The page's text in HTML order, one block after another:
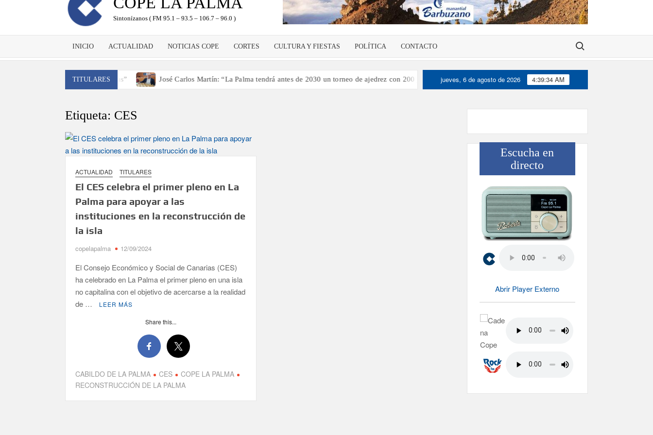
Sintonízanos ( FM 95.1 – 93.5 – 106.7 – 96.0 )
INICIO ACTUALIDAD NOTICIAS COPE CORTES CULTURA Y FIESTAS POLÍTICA CONTACTO Buscar:
TITULARES
y traer el cinturón a Canarias” José Carlos Martín: “La Palma tendrá antes de 2030 un torneo de ajedrez con 200 jugadores” Víctor González destaca el papel del deporte como
jueves, 6 de agosto de 2026 4:39:34 AM
Etiqueta: CES
ACTUALIDAD TITULARES
El CES celebra el primer pleno en La
Palma para apoyar a las
instituciones en la reconstrucción de
la isla
copelapalma 12/09/2024
El Consejo Económico y Social de Canarias (CES)
ha celebrado en La Palma el primer pleno en una isla
no capitalina con el objetivo de acercarse a la realidad
de …
LEER MÁS
Share this...
CABILDO DE LA PALMA CES
COPE LA PALMA
RECONSTRUCCIÓN DE LA PALMA
Escucha en
directo
Abrir Player Externo